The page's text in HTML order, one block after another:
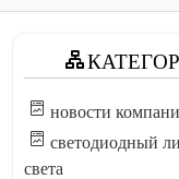
новости
светодиодный
света